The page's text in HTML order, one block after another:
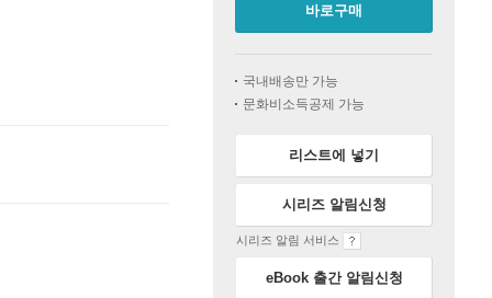
바로구매
국내배송만 가능
문화비소득공제 가능
리스트에 넣기
시리즈 알림신청
시리즈 알림 서비스
eBook 출간 알림신청